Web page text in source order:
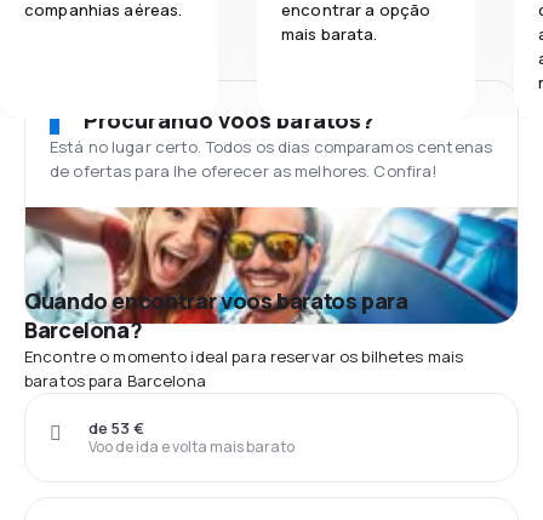
companhias aéreas.
encontrar a opção
mais barata.
Procurando voos baratos?
Está no lugar certo. Todos os dias comparamos centenas
de ofertas para lhe oferecer as melhores. Confira!
Quando encontrar voos baratos para
Barcelona?
Encontre o momento ideal para reservar os bilhetes mais
baratos para Barcelona
Voo de ida e volta mais barato
de 53 €